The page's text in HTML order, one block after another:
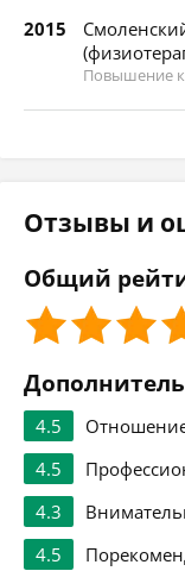
2015
Повышение
Отзывы и
Общий
4.5
4.5
4.3
4.5